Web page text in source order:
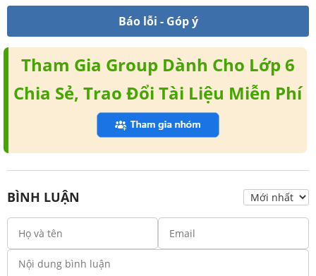
Báo lỗi - Góp ý
Tham Gia Group Dành Cho Lớp 6
Chia Sẻ, Trao Đổi Tài Liệu Miễn Phí
BÌNH LUẬN